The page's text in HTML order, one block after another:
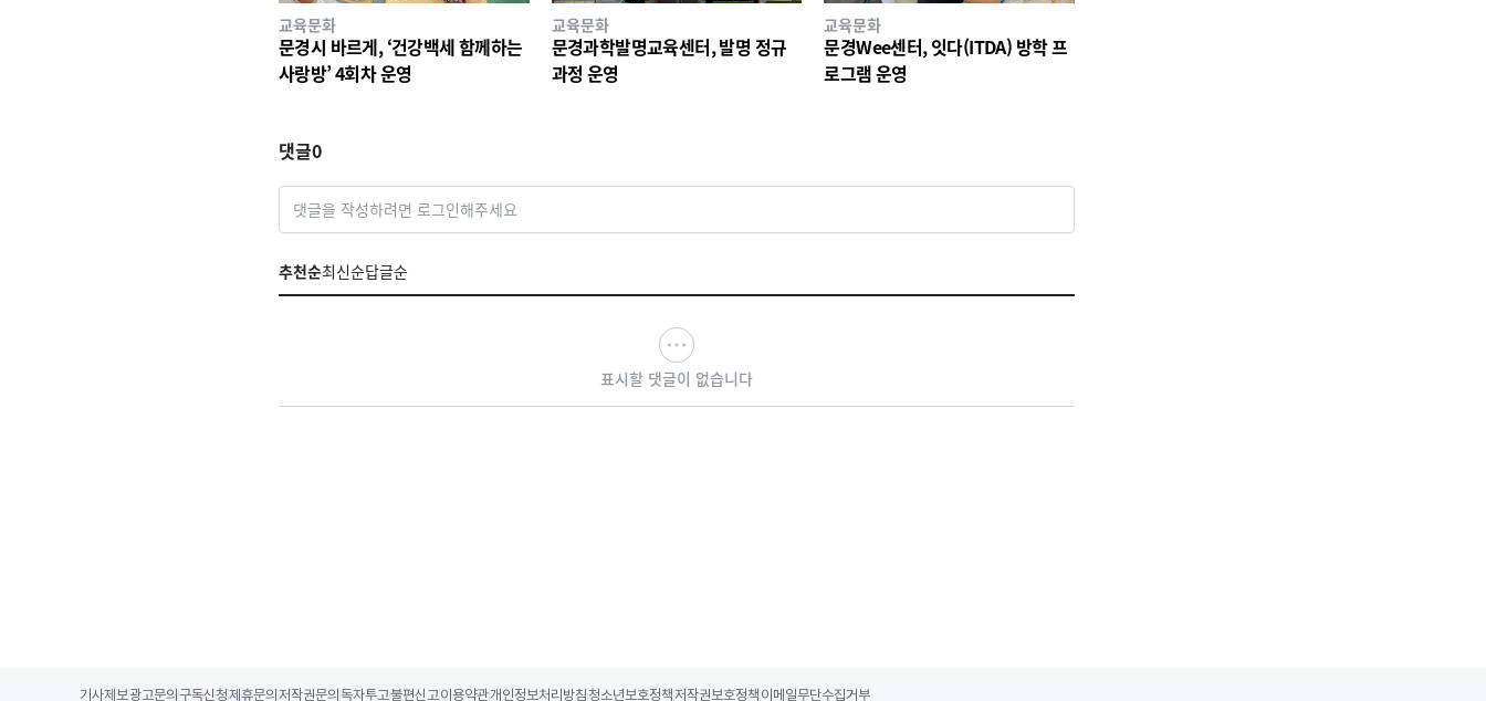
교육문화
문경시 바르게, ‘건강백세 함께하는
사랑방’ 4회차 운영
교육문화
문경과학발명교육센터, 발명 정규
과정 운영
교육문화
문경Wee센터, 잇다(ITDA) 방학 프
로그램 운영
댓글0
댓글을 작성하려면 로그인해주세요
추천순최신순답글순
표시할 댓글이 없습니다
기사제보광고문의 구독신청제휴문의 저작권문의 독자투고불편신고이용약관개인정보처리방침 청소년보호정책저작권보호정책 이메일무단수집거부